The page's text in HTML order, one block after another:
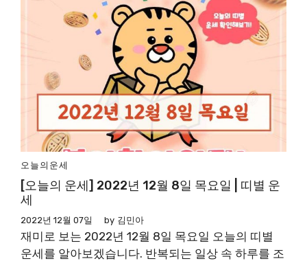
오늘의운세
[오늘의 운세] 2022년 12월 8일 목요일 | 띠별 운
세
2022년 12월 07일 by 김민아
재미로 보는 2022년 12월 8일 목요일 오늘의 띠별
운세를 알아보겠습니다. 반복되는 일상 속 하루를 조